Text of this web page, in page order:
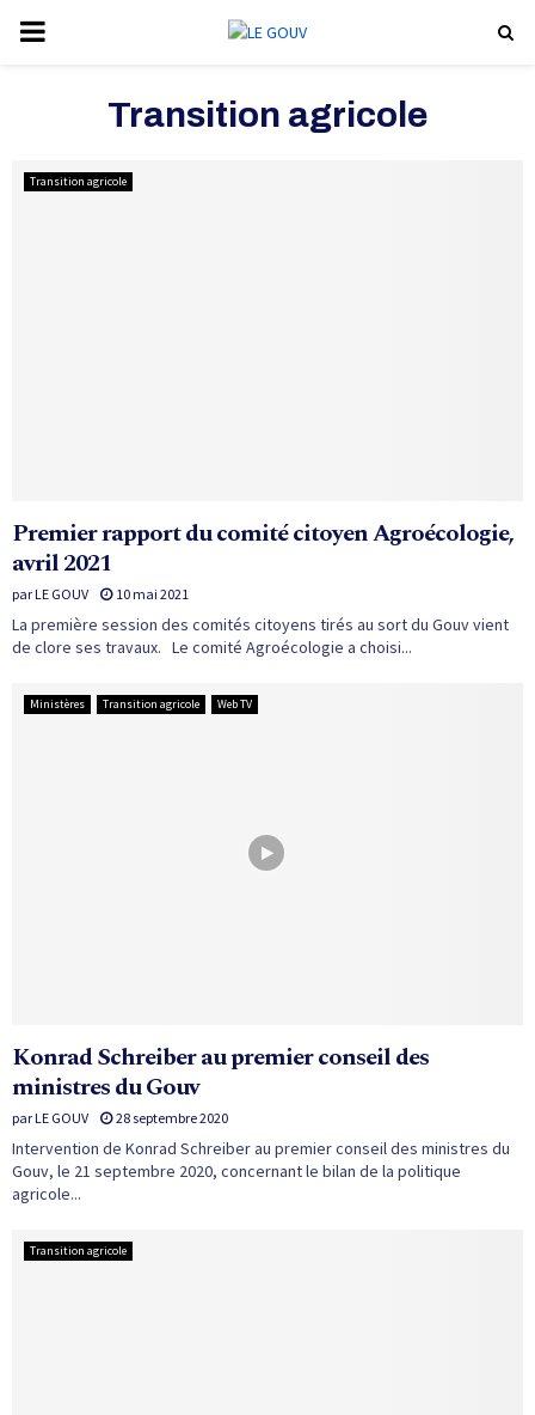
P
E
N
Transition agricole
Transition agricole
Premier rapport du comité citoyen Agroécologie,
avril 2021
par LE GOUV 10 mai 2021
La première session des comités citoyens tirés au sort du Gouv vient
de clore ses travaux. Le comité Agroécologie a choisi...
Ministères Transition agricole Web TV
Konrad Schreiber au premier conseil des
ministres du Gouv
par LE GOUV 28 septembre 2020
Intervention de Konrad Schreiber au premier conseil des ministres du
Gouv, le 21 septembre 2020, concernant le bilan de la politique
agricole...
Transition agricole